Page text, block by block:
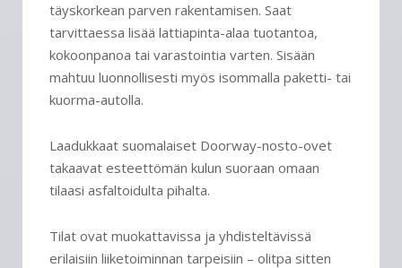
täyskorkean parven rakentamisen. Saat
tarvittaessa lisää lattiapinta-alaa tuotantoa,
kokoonpanoa tai varastointia varten. Sisään
mahtuu luonnollisesti myös isommalla paketti- tai
kuorma-autolla.
Laadukkaat suomalaiset Doorway-nosto-ovet
takaavat esteettömän kulun suoraan omaan
tilaasi asfaltoidulta pihalta.
Tilat ovat muokattavissa ja yhdisteltävissä
erilaisiin liiketoiminnan tarpeisiin – olitpa sitten